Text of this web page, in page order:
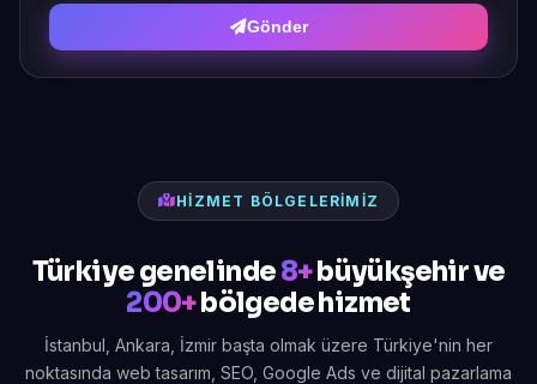
Gönder
HIZMET BÖLGELERIMIZ
Türkiye genelinde8+büyükşehir ve
200+bölgede hizmet
İstanbul, Ankara, İzmir başta olmak üzere Türkiye'nin her
noktasında web tasarım, SEO, Google Ads ve dijital pazarlama